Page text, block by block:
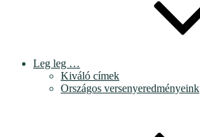
Leg leg …
Kiváló címek
Országos versenyeredményeink